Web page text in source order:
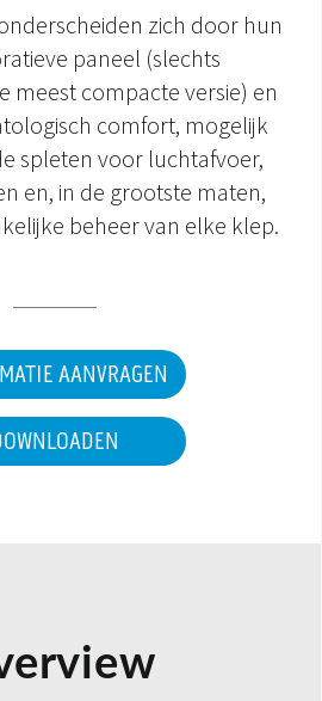
zich door hun
paneel (slechts
meest compacte versie) en
comfort, mogelijk
spleten voor luchtafvoer,
en, in de grootste maten,
beheer van elke klep.
AANVRAGEN